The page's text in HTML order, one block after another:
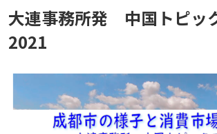
大連事務所発 中国トピッ
2021